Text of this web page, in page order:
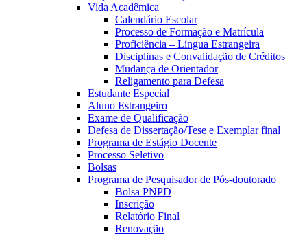
Vida Acadêmica
Calendário Escolar
Processo de Formação e Matrícula
Proficiência – Língua Estrangeira
Disciplinas e Convalidação de Créditos
Mudança de Orientador
Religamento para Defesa
Estudante Especial
Aluno Estrangeiro
Exame de Qualificação
Defesa de Dissertação/Tese e Exemplar final
Programa de Estágio Docente
Processo Seletivo
Bolsas
Programa de Pesquisador de Pós-doutorado
Bolsa PNPD
Inscrição
Relatório Final
Renovação